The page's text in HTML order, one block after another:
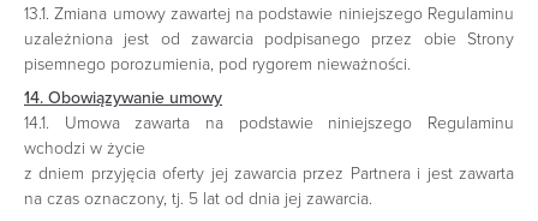
13.1. Zmiana umowy zawartej na podstawie niniejszego Regulaminu
uzależniona jest od zawarcia podpisanego przez obie Strony
pisemnego porozumienia, pod rygorem nieważności.
14. Obowiązywanie umowy
14.1. Umowa zawarta na podstawie niniejszego Regulaminu
wchodzi w życie
z dniem przyjęcia oferty jej zawarcia przez Partnera i jest zawarta
na czas oznaczony, tj. 5 lat od dnia jej zawarcia.